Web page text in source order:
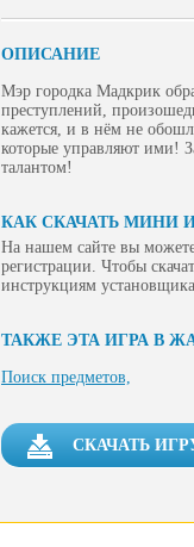
ОПИСАНИЕ
Мэр городка Мадкрик
преступлений,
кажется, и в нём не
которые управляют ими!
талантом!
КАК СКАЧАТЬ МИНИ
На нашем сайте вы
регистрации. Чтобы
инструкциям
ТАКЖЕ ЭТА ИГРА В
Поиск предметов,
СКАЧАТЬ